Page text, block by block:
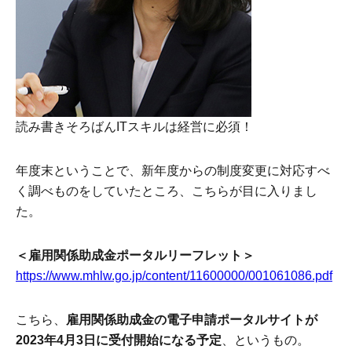
読み書きそろばんITスキルは経営に必須！
年度末ということで、新年度からの制度変更に対応すべ
く調べものをしていたところ、こちらが目に入りまし
た。
＜雇用関係助成金ポータルリーフレット＞
https://www.mhlw.go.jp/content/11600000/001061086.pdf
こちら、
雇用関係助成金の電子申請ポータルサイトが
2023年4月3日に受付開始になる予定 、というもの。